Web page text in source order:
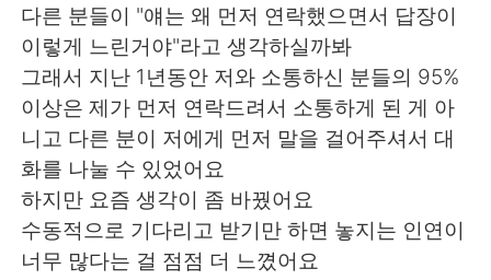
다른 분들이 "얘는 왜 먼저 연락했으면서 답장이
이렇게 느린거야"라고 생각하실까봐
그래서 지난 1년동안 저와 소통하신 분들의 95%
이상은 제가 먼저 연락드려서 소통하게 된 게 아
니고 다른 분이 저에게 먼저 말을 걸어주셔서 대
화를 나눌 수 있었어요
하지만 요즘 생각이 좀 바꿨어요
수동적으로 기다리고 받기만 하면 놓지는 인연이
너무 많다는 걸 점점 더 느꼈어요